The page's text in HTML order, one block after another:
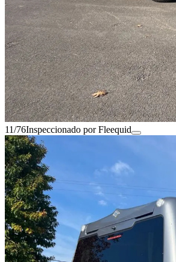
11/76Inspeccionado por Fleequid